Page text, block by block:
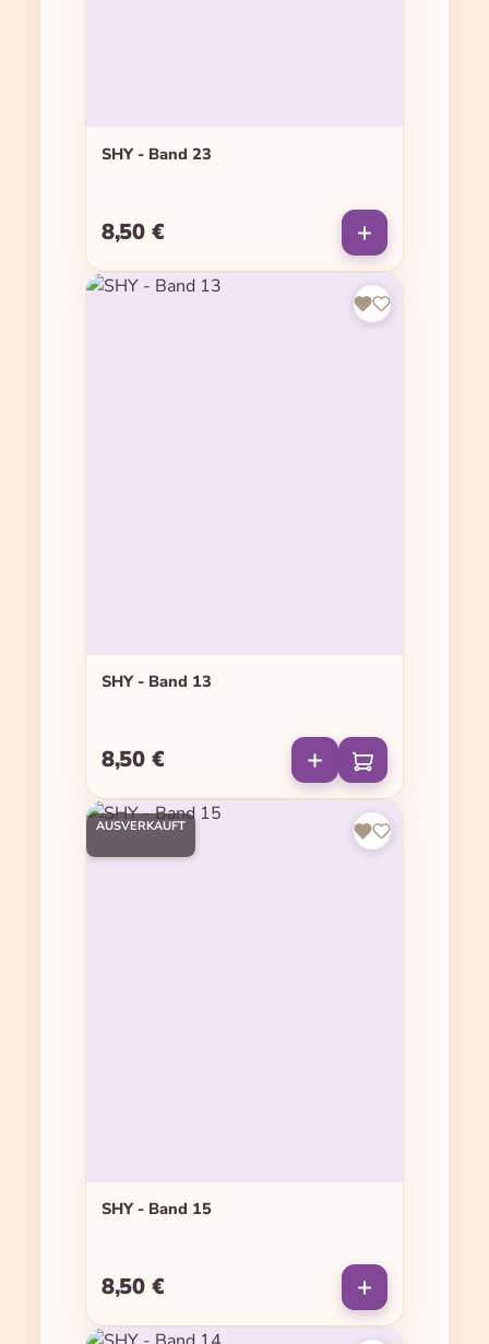
SHY - Band 23
Regulärer Preis:
8,50 €
SHY - Band 13
Regulärer Preis:
8,50 €
AUSVERKAUFT
SHY - Band 15
Regulärer Preis:
8,50 €